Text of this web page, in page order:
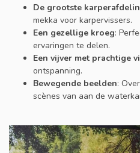
De grootste
mekka voor karpervissers.
Een gezellige kroeg:
ervaringen te delen.
Een vijver met prachtige
ontspanning.
Bewegende beelden:
scènes van aan de